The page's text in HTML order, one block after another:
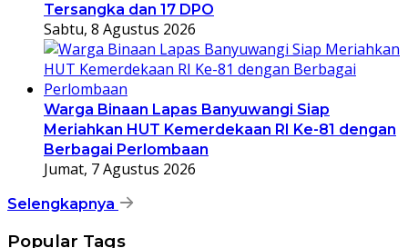
Tersangka dan 17 DPO
Sabtu, 8 Agustus 2026
Warga Binaan Lapas Banyuwangi Siap
Meriahkan HUT Kemerdekaan RI Ke-81 dengan
Berbagai Perlombaan
Jumat, 7 Agustus 2026
Selengkapnya
Popular Tags